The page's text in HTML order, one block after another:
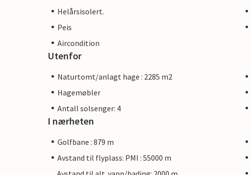
Helårsisolert.
Peis
Aircondition
Utenfor
Naturtomt/anlagt hage : 2285 m2
Hagemøbler
Antall solsenger: 4
I nærheten
Golfbane : 879 m
Avstand til flyplass: PMI : 55000 m